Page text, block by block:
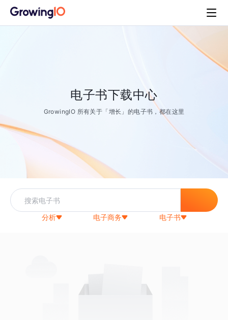
电子书下载中心
GrowingIO 所有关于「增长」的电子书，都在这里
分析 电子商务 电子书